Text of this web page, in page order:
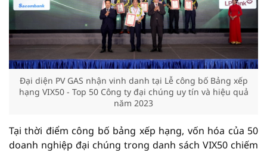
Đại diện PV GAS nhận vinh danh tại Lễ công bố Bảng xếp
hạng VIX50 - Top 50 Công ty đại chúng uy tín và hiệu quả
năm 2023
Tại thời điểm công bố bảng xếp hạng, vốn hóa của 50
doanh nghiệp đại chúng trong danh sách VIX50 chiếm